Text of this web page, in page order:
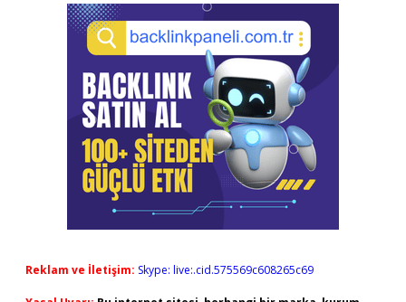
Reklam ve İletişim: Skype: live:.cid.575569c608265c69